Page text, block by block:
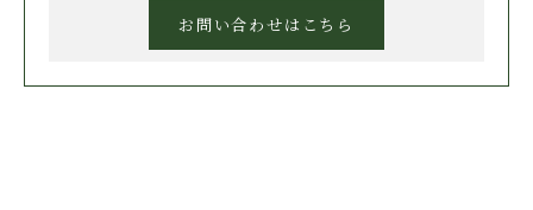
お問い合わせはこちら